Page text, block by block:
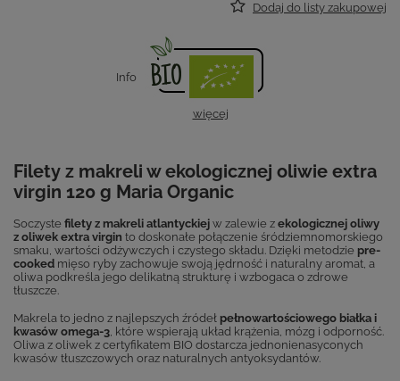
Dodaj do listy zakupowej
Info
więcej
Filety z makreli w ekologicznej oliwie extra
virgin 120 g Maria Organic
Soczyste filety z makreli atlantyckiej w zalewie z ekologicznej oliwy
z oliwek extra virgin to doskonałe połączenie śródziemnomorskiego
smaku, wartości odżywczych i czystego składu. Dzięki metodzie pre-
cooked mięso ryby zachowuje swoją jędrność i naturalny aromat, a
oliwa podkreśla jego delikatną strukturę i wzbogaca o zdrowe
tłuszcze.
Makrela to jedno z najlepszych źródeł pełnowartościowego białka i
kwasów omega-3, które wspierają układ krążenia, mózg i odporność.
Oliwa z oliwek z certyfikatem BIO dostarcza jednonienasyconych
kwasów tłuszczowych oraz naturalnych antyoksydantów.